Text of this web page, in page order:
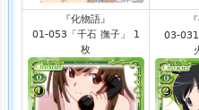
『化物語』
01-053「千石 撫子」 1
枚
03-031